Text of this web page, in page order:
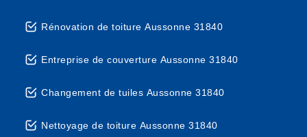
Rénovation de toiture Aussonne 31840
Entreprise de couverture Aussonne 31840
Changement de tuiles Aussonne 31840
Nettoyage de toiture Aussonne 31840